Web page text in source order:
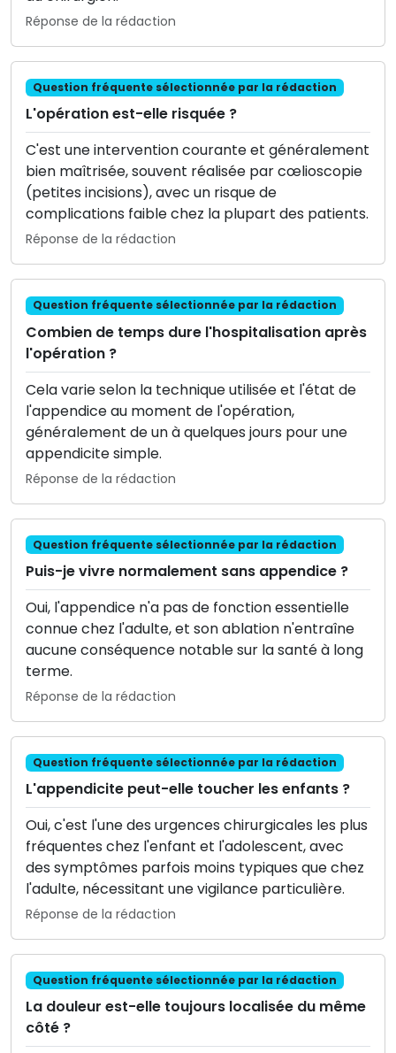
Réponse de la rédaction
Question fréquente sélectionnée par la rédaction
L'opération est-elle risquée ?
C'est une intervention courante et généralement
bien maîtrisée, souvent réalisée par cœlioscopie
(petites incisions), avec un risque de
complications faible chez la plupart des patients.
Réponse de la rédaction
Question fréquente sélectionnée par la rédaction
Combien de temps dure l'hospitalisation après
l'opération ?
Cela varie selon la technique utilisée et l'état de
l'appendice au moment de l'opération,
généralement de un à quelques jours pour une
appendicite simple.
Réponse de la rédaction
Question fréquente sélectionnée par la rédaction
Puis-je vivre normalement sans appendice ?
Oui, l'appendice n'a pas de fonction essentielle
connue chez l'adulte, et son ablation n'entraîne
aucune conséquence notable sur la santé à long
terme.
Réponse de la rédaction
Question fréquente sélectionnée par la rédaction
L'appendicite peut-elle toucher les enfants ?
Oui, c'est l'une des urgences chirurgicales les plus
fréquentes chez l'enfant et l'adolescent, avec
des symptômes parfois moins typiques que chez
l'adulte, nécessitant une vigilance particulière.
Réponse de la rédaction
Question fréquente sélectionnée par la rédaction
La douleur est-elle toujours localisée du même
côté ?